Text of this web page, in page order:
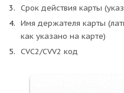
Срок действия карты
Имя держателя карты
как указано на карте)
CVC2/CVV2 код